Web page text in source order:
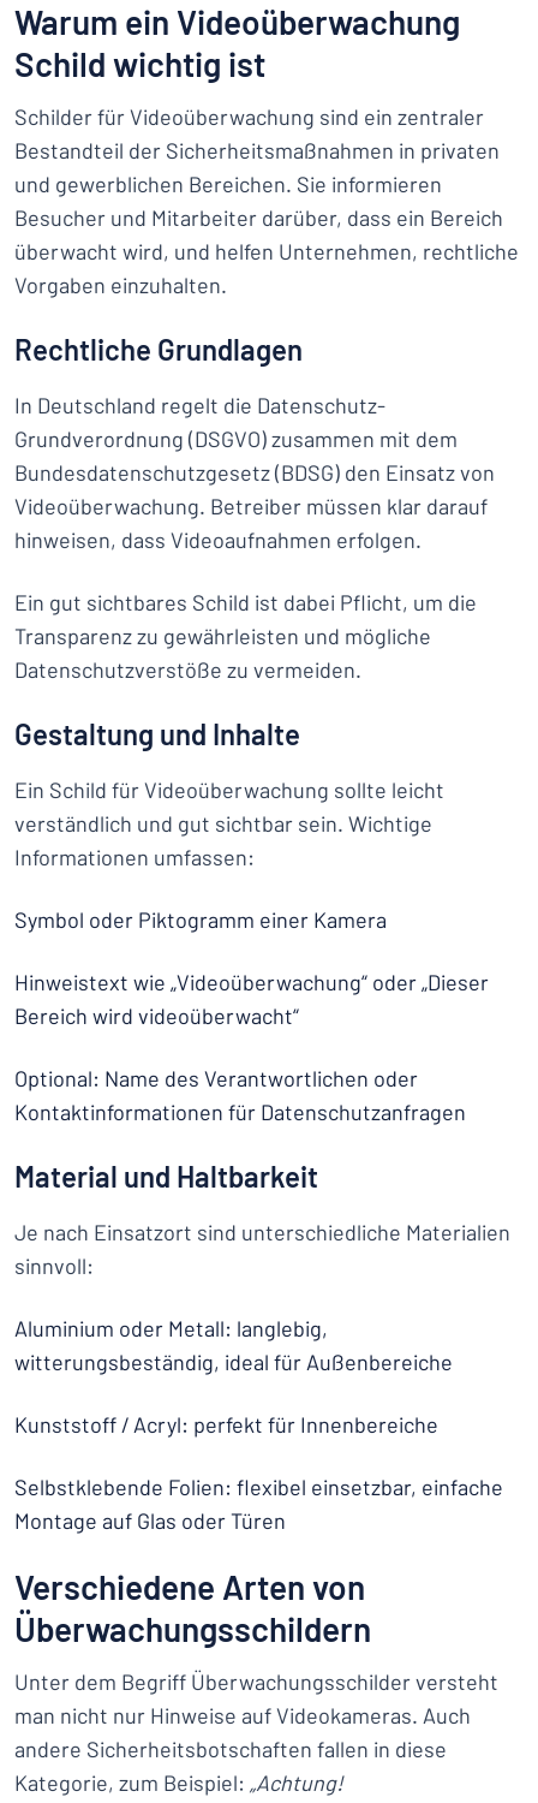
Warum ein Videoüberwachung
Schild wichtig ist
Schilder für Videoüberwachung sind ein zentraler
Bestandteil der Sicherheitsmaßnahmen in privaten
und gewerblichen Bereichen. Sie informieren
Besucher und Mitarbeiter darüber, dass ein Bereich
überwacht wird, und helfen Unternehmen, rechtliche
Vorgaben einzuhalten.
Rechtliche Grundlagen
In Deutschland regelt die Datenschutz-
Grundverordnung (DSGVO) zusammen mit dem
Bundesdatenschutzgesetz (BDSG) den Einsatz von
Videoüberwachung. Betreiber müssen klar darauf
hinweisen, dass Videoaufnahmen erfolgen.
Ein gut sichtbares Schild ist dabei Pflicht, um die
Transparenz zu gewährleisten und mögliche
Datenschutzverstöße zu vermeiden.
Gestaltung und Inhalte
Ein Schild für Videoüberwachung sollte leicht
verständlich und gut sichtbar sein. Wichtige
Informationen umfassen:
Symbol oder Piktogramm einer Kamera
Hinweistext wie „Videoüberwachung“ oder „Dieser
Bereich wird videoüberwacht“
Optional: Name des Verantwortlichen oder
Kontaktinformationen für Datenschutzanfragen
Material und Haltbarkeit
Je nach Einsatzort sind unterschiedliche Materialien
sinnvoll:
Aluminium oder Metall: langlebig,
witterungsbeständig, ideal für Außenbereiche
Kunststoff / Acryl: perfekt für Innenbereiche
Selbstklebende Folien: flexibel einsetzbar, einfache
Montage auf Glas oder Türen
Verschiedene Arten von
Überwachungsschildern
Unter dem Begriff Überwachungsschilder versteht
man nicht nur Hinweise auf Videokameras. Auch
andere Sicherheitsbotschaften fallen in diese
Kategorie, zum Beispiel: „Achtung!